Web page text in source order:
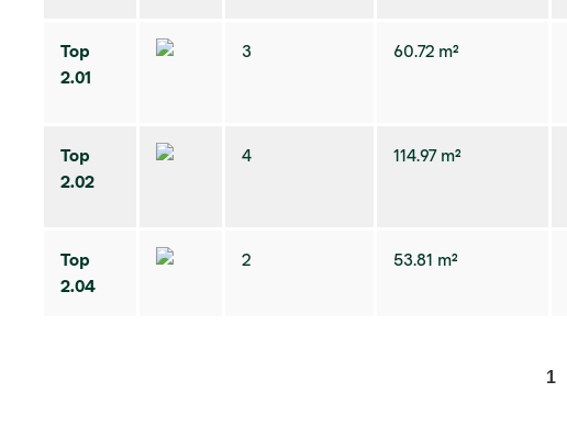
Top
2.01
3 60.72 m²
Top
2.02
4 114.97 m²
Top
2.04
2 53.81 m²
1